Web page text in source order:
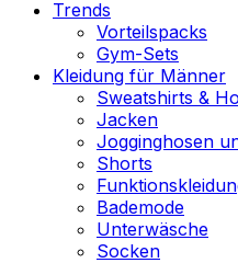
Trends
Vorteilspacks
Gym-Sets
Kleidung für Männer
Sweatshirts &
Jacken
Jogginghosen
Shorts
Bademode
Unterwäsche
Socken